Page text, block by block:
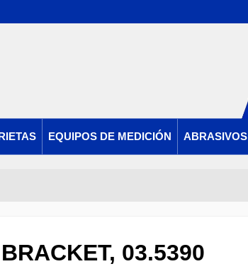
EQUIPOS DE MEDICIÓN ABRASIVOS
03.5390